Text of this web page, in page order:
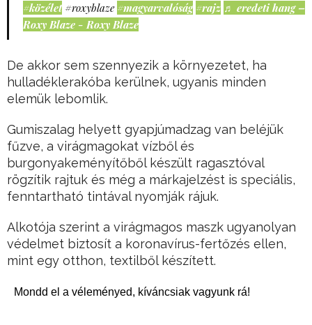
#közélet #roxyblaze #magyarvalóság #rajz ♬ eredeti hang –
Roxy Blaze - Roxy Blaze
De akkor sem szennyezik a környezetet, ha
hulladéklerakóba kerülnek, ugyanis minden
elemük lebomlik.
Gumiszalag helyett gyapjúmadzag van beléjük
fűzve, a virágmagokat vízből és
burgonyakeményítőből készült ragasztóval
rögzítik rajtuk és még a márkajelzést is speciális,
fenntartható tintával nyomják rájuk.
Alkotója szerint a virágmagos maszk ugyanolyan
védelmet biztosít a koronavírus-fertőzés ellen,
mint egy otthon, textilből készített.
Mondd el a véleményed, kíváncsiak vagyunk rá!